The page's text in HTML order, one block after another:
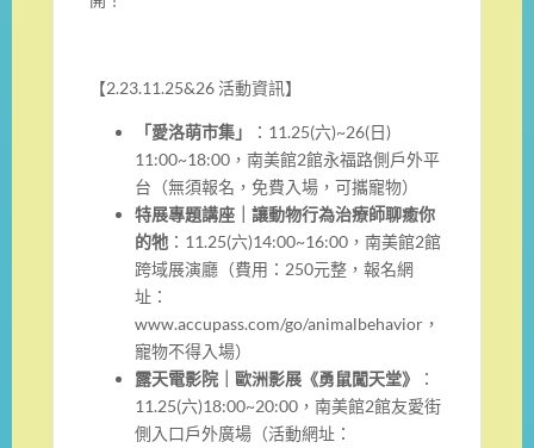
【2.23.11.25&26 活動資訊】
「愛洛萌市集」
：11.25(六)~26(日)
11:00~18:00，南美館2館永福路側戶外平
台（無須報名，免費入場，可攜寵物）
特展專題講座｜讓動物行為治療師聊癒你
的牠 ：11.25(六)14:00~16:00，南美館2館
跨域展演廳（費用：250元整，報名網
址：
www.accupass.com/go/animalbehavior，
寵物不得入場）
露天電影院｜歐洲影展《勇鼠闖天堂》
：
11.25(六)18:00~20:00，南美館2館友愛街
側入口戶外廣場（活動網址：